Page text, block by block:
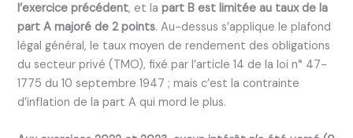
l’exercice précédent, et lapart B est limitée au taux de la
part A majoré de 2 points. Au-dessus s’applique le plafond
légal général, le taux moyen de rendement des obligations
du secteur privé (TMO), fixé par l’article 14 de la loi n° 47-
1775 du 10 septembre 1947 ; mais c’est la contrainte
d’inflation de la part A qui mord le plus.